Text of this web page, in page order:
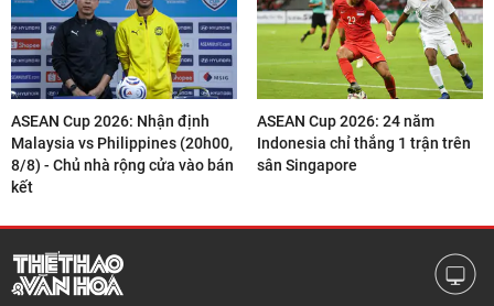
ASEAN Cup 2026: Nhận định
Malaysia vs Philippines (20h00,
8/8) - Chủ nhà rộng cửa vào bán
kết
ASEAN Cup 2026: 24 năm
Indonesia chỉ thắng 1 trận trên
sân Singapore